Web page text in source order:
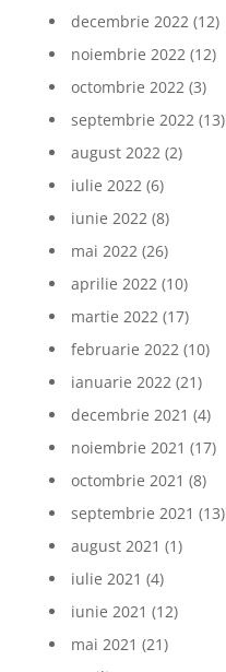
decembrie 2022(12)
noiembrie 2022(12)
octombrie 2022(3)
septembrie 2022(13)
august 2022(2)
iulie 2022(6)
iunie 2022(8)
mai 2022(26)
aprilie 2022(10)
martie 2022(17)
februarie 2022(10)
ianuarie 2022(21)
decembrie 2021 (4)
noiembrie 2021 (17)
octombrie 2021 (8)
septembrie 2021 (13)
august 2021 (1)
iulie 2021 (4)
iunie 2021 (12)
mai 2021 (21)